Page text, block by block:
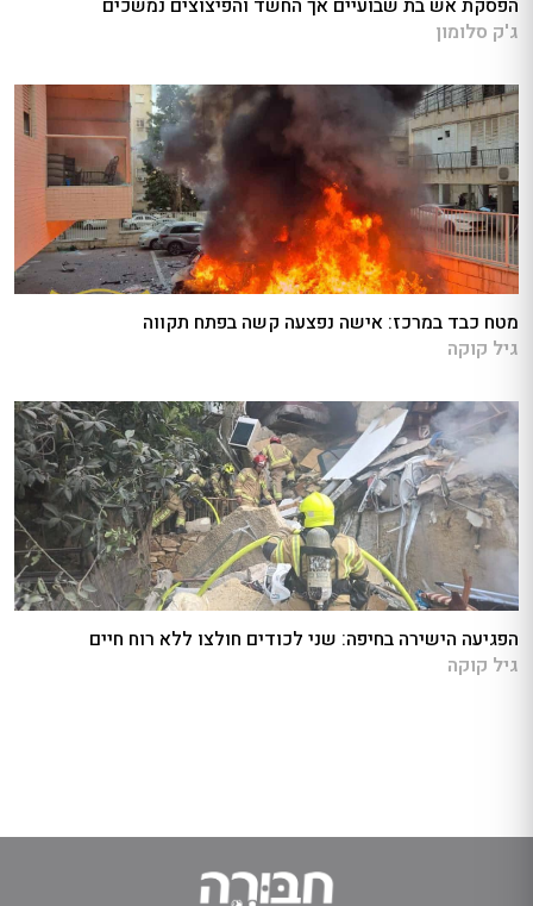
ג'ק סלומון
מטח כבד במרכז: אישה נפצעה קשה בפתח תקווה
גיל קוקה
הפגיעה הישירה בחיפה: שני לכודים חולצו ללא רוח חיים
גיל קוקה